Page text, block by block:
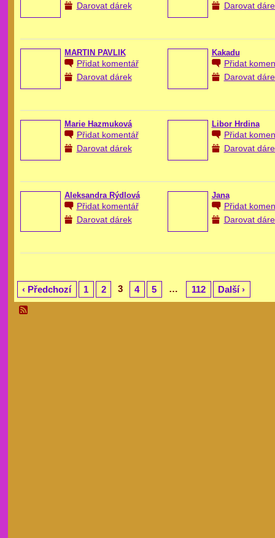
Darovat dárek
Darovat
MARTIN PAVLÍK
Přidat komentář
Darovat dárek
Kakadu
Přidat
Darovat
Marie Hazmuková
Přidat komentář
Darovat dárek
Libor Hrdina
Přidat
Darovat
Aleksandra Rýdlová
Přidat komentář
Darovat dárek
Jana
Přidat
Darovat
‹ Předchozí 1 2 3 4 5 … 112 Další ›